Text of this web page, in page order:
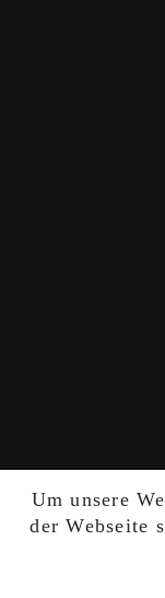
Um unsere
der Webseite